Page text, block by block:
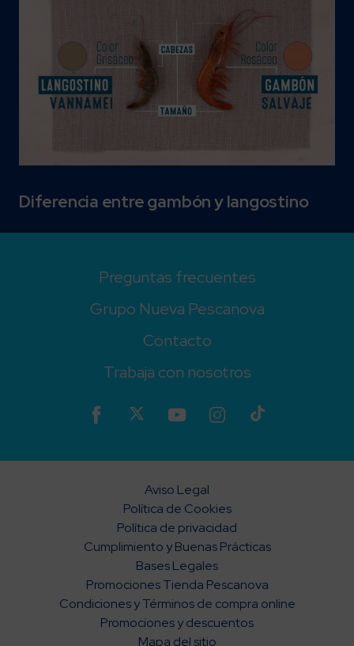
Diferencia entre gambón y langostino
Preguntas frecuentes
Grupo Nueva Pescanova
Contacto
Trabaja con nosotros
Aviso Legal
Política de Cookies
Política de privacidad
Cumplimiento y Buenas Prácticas
Bases Legales
Promociones Tienda Pescanova
Condiciones y Términos de compra online
Promociones y descuentos
Mapa del sitio